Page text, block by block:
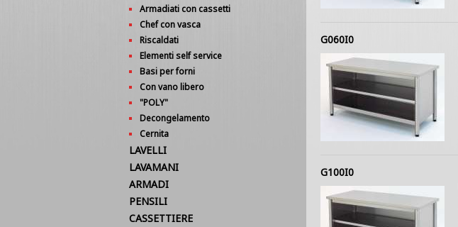
G060I0
G100I0
Armadiati con cassetti
Chef con vasca
Riscaldati
Elementi self service
Basi per forni
Con vano libero
"POLY"
Decongelamento
Cernita
LAVELLI
LAVAMANI
ARMADI
PENSILI
CASSETTIERE